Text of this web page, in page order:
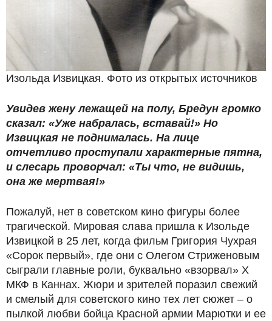
Изольда Извицкая. Фото из открытых источников
Увидев жену лежащей на полу, Бредун громко
сказал: «Уже набралась, вставай!» Но
Извицкая не поднималась. На лице
отчетливо проступали характерные пятна,
и слесарь проворчал: «Ты что, не видишь,
она же мертвая!»
Пожалуй, нет в советском кино фигуры более
трагической. Мировая слава пришла к Изольде
Извицкой в 25 лет, когда фильм Григория Чухрая
«Сорок первый», где они с Олегом Стриженовым
сыграли главные роли, буквально «взорвал» Х
МКФ в Каннах. Жюри и зрителей поразил свежий
и смелый для советского кино тех лет сюжет – о
пылкой любви бойца Красной армии Марютки и ее